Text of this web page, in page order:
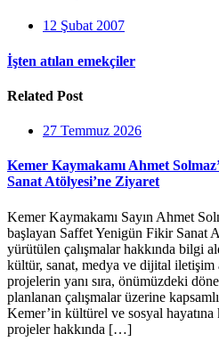
12 Şubat 2007
İşten atılan emekçiler
Related Post
27 Temmuz 2026
Kemer Kaymakamı Ahmet
Sanat Atölyesi’ne Ziyaret
Kemer Kaymakamı Sayın Ahmet
başlayan Saffet Yenigün Fikir Sanat
yürütülen çalışmalar hakkında bilgi
kültür, sanat, medya ve dijital iletişim
projelerin yanı sıra, önümüzdeki
planlanan çalışmalar üzerine
Kemer’in kültürel ve sosyal hayatına
projeler hakkında […]